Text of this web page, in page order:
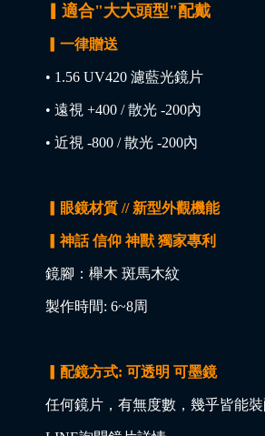
▎適合"大大頭型"配戴
▎一律贈送
• 1.56 UV420 濾藍光鏡片
• 遠視 +400 / 散光 -200內
• 近視 -800 / 散光 -200內
▎眼鏡材質 // 新型外觀機能
▎神話 信仰 神獸 獨家專利
鏡腳：櫸木 斑馬木紋
製作時間: 6~8周
▎配鏡方式: 可透明 可墨鏡
任何鏡片，有無度數，幾乎皆能